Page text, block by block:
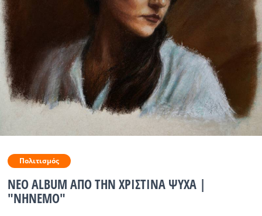
Αθλητικά
Κόσμος
Ραδιόφωνο LIVE
Πολιτισμός
Πολιτισμός
ΝΕΟ ALBUM ΑΠΟ ΤΗΝ ΧΡΙΣΤΙΝΑ ΨΥΧΑ |
"ΝΗΝΕΜΟ"